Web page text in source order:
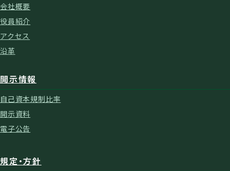
会社概要
役員紹介
アクセス
沿革
開示情報
自己資本規制比率
開示資料
電子公告
規定・方針